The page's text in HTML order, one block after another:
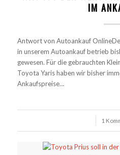
IM
Antwort von Autoankauf
in unserem Autoankauf betrieb
gewesen. Für die gebrauchten
Toyota Yaris haben wir bisher
Ankaufspreise…
1